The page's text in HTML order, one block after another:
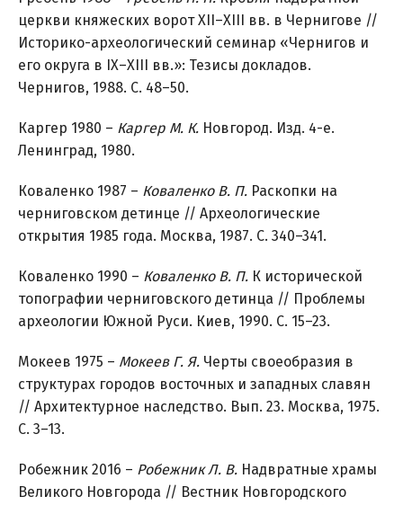
церкви княжеских ворот ХІІ–ХІІІ вв. в Чернигове //
Историко-археологический семинар «Чернигов и
его округа в ІХ–ХІІІ вв.»: Тезисы докладов.
Чернигов, 1988. С. 48–50.
Каргер 1980 – Каргер М. К. Новгород. Изд. 4-е.
Ленинград, 1980.
Коваленко 1987 – Коваленко В. П. Раскопки на
черниговском детинце // Археологические
открытия 1985 года. Москва, 1987. С. 340–341.
Коваленко 1990 – Коваленко В. П. К исторической
топографии черниговского детинца // Проблемы
археологии Южной Руси. Киев, 1990. С. 15–23.
Мокеев 1975 – Мокеев Г. Я. Черты своеобразия в
структурах городов восточных и западных славян
// Архитектурное наследство. Вып. 23. Москва, 1975.
С. 3–13.
Робежник 2016 – Робежник Л. В. Надвратные храмы
Великого Новгорода // Вестник Новгородского